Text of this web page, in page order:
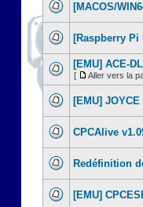
[MACOS/
[Raspberry Pi
[EMU] ACE-
[ Aller vers la
[EMU] JOYCE
CPCAlive
Redéfinition
[EMU]